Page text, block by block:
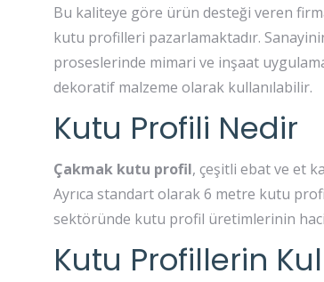
Bu kaliteye göre ürün desteği veren
kutu profilleri pazarlamaktadır.
proseslerinde mimari ve inşaat
dekoratif malzeme olarak kullanılabilir.
Kutu Profili Nedir
Çakmak kutu profil, çeşitli ebat ve et
Ayrıca standart olarak 6 metre kutu
sektöründe kutu profil üretimlerinin
Kutu Profillerin